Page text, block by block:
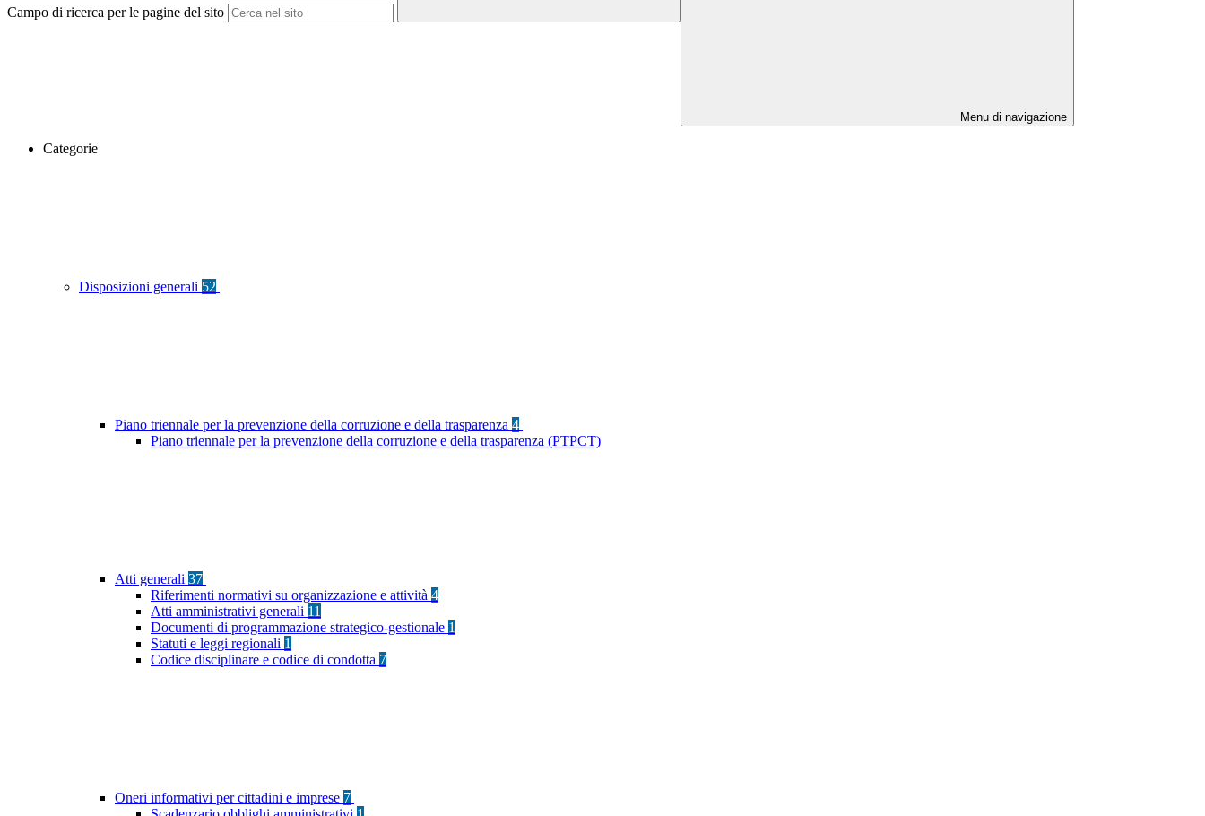
Campo di ricerca per le pagine del sito
Menu di navigazione
Categorie
Disposizioni generali 52
Piano triennale per la prevenzione della corruzione e della trasparenza 4
Piano triennale per la prevenzione della corruzione e della trasparenza (PTPCT)
Atti generali 37
Riferimenti normativi su organizzazione e attività 4
Atti amministrativi generali 11
Documenti di programmazione strategico-gestionale 1
Statuti e leggi regionali 1
Codice disciplinare e codice di condotta 7
Oneri informativi per cittadini e imprese 7